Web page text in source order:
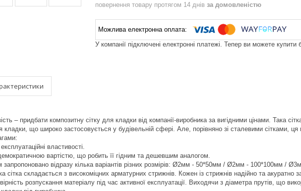
повернення товару протягом 14 днів за домовленістю
У компанії підключені електронні платежі. Тепер ви можете
– придбати композитну сітку для кладки від компанії-виробника за вигідними цінами. Така
кладки, що широко застосовується у будівельній сфері. Але, порівняно зі сталевими сітками, ця
властивості.
вартістю, що робить її гідним та дешевшим аналогом.
запропоновано відразу кілька варіантів різних розмірів: Ø2мм - 50*50мм / Ø2мм - 100*100мм /
сітка складається з високоміцних арматурних стрижнів. Кожен із стрижнів надійно та акуратно
розпускання матеріалу під час активної експлуатації. Виходячи з діаметра прутів, що